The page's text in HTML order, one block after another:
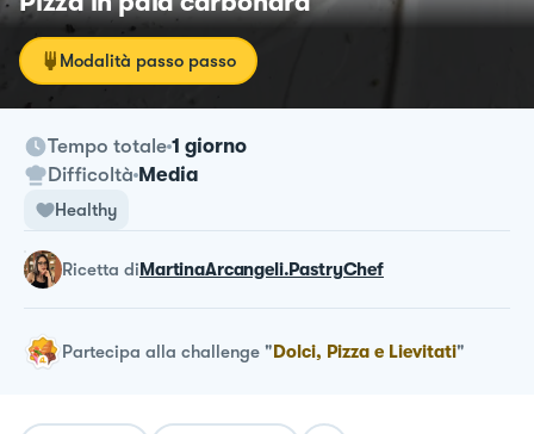
Modalità passo passo
Tempo totale 1 giorno
Difficoltà Media
Healthy
ricetta diMartinaArcangeli.PastryChef
Partecipa alla challenge "Dolci, Pizza e Lievitati"